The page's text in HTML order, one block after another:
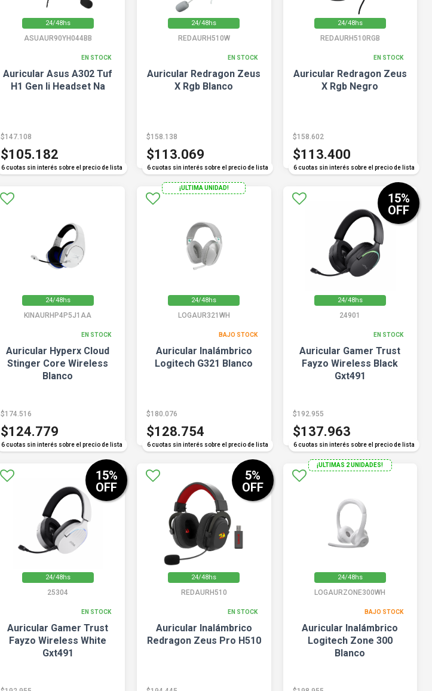
24/48hs
ASUAUR90YH044BB
EN STOCK
Auricular Asus A302 Tuf
H1 Gen Ii Headset Na
6 cuotas sin interés sobre el precio de lista
$147.108
$105.182
24/48hs
REDAURH510W
EN STOCK
Auricular Redragon Zeus
X Rgb Blanco
6 cuotas sin interés sobre el precio de lista
$158.138
$113.069
24/48hs
REDAURH510RGB
EN STOCK
Auricular Redragon Zeus
X Rgb Negro
6 cuotas sin interés sobre el precio de lista
$158.602
$113.400
24/48hs
KINAURHP4P5J1AA
EN STOCK
Auricular Hyperx Cloud
Stinger Core Wireless
Blanco
6 cuotas sin interés sobre el precio de lista
$174.516
$124.779
24/48hs
¡ULTIMA UNIDAD!
LOGAUR321WH
BAJO STOCK
Auricular Inalámbrico
Logitech G321 Blanco
6 cuotas sin interés sobre el precio de lista
$180.076
$128.754
24/48hs
24901
EN STOCK
Auricular Gamer Trust
Fayzo Wireless Black
Gxt491
6 cuotas sin interés sobre el precio de lista
15%
OFF
$192.955
$137.963
24/48hs
25304
EN STOCK
Auricular Gamer Trust
Fayzo Wireless White
Gxt491
15%
OFF
24/48hs
REDAURH510
EN STOCK
Auricular Inalámbrico
Redragon Zeus Pro H510
5%
OFF
24/48hs
¡ULTIMAS 2 UNIDADES!
LOGAURZONE300WH
BAJO STOCK
Auricular Inalámbrico
Logitech Zone 300
Blanco